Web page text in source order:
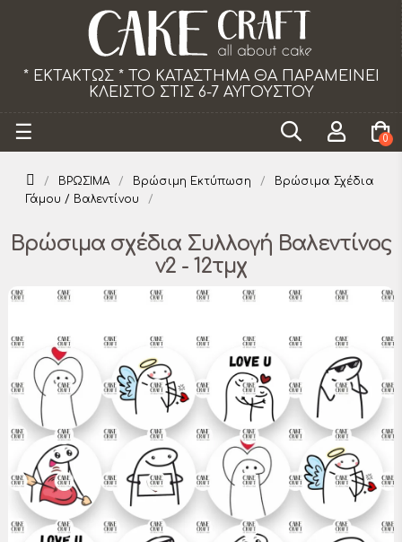
Το κατάστημα θα παραμείνει κλειστό τα
από 18/07 εως 29/08.
Toggle
navigation
☰ 0
ΒΡΩΣΙΜΑ Βρώσιμη Εκτύπωση
Βρώσιμα Σχέδια
Γάμου / Βαλεντίνου
Βρώσιμα σχέδια Συλλογή Βαλεντίνος
ν2 - 12τμχ